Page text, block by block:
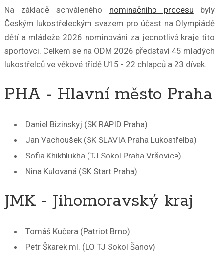
Na základě schváleného nominačního procesu byly
Českým lukostřeleckým svazem pro účast na Olympiádě
dětí a mládeže 2026 nominováni za jednotlivé kraje tito
sportovci. Celkem se na ODM 2026 představí 45 mladých
lukostřelců ve věkové třídě U15 - 22 chlapců a 23 dívek.
PHA - Hlavní město Praha
Daniel Bizinskyj (SK RAPID Praha)
Jan Vachoušek (SK SLAVIA Praha Lukostřelba)
Sofia Khikhlukha (TJ Sokol Praha Vršovice)
Nina Kulovaná (SK Start Praha)
JMK - Jihomoravský kraj
Tomáš Kučera (Patriot Brno)
Petr Škarek ml. (LO TJ Sokol Šanov)